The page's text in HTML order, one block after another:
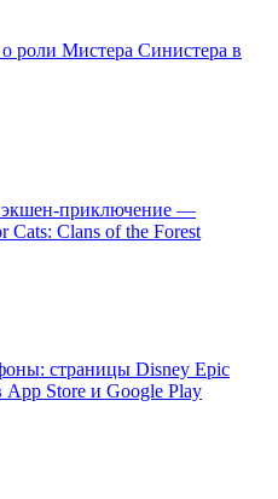
роли Мистера Синистера в
приключение —
Clans of the Forest
страницы Disney Epic
App Store и Google Play